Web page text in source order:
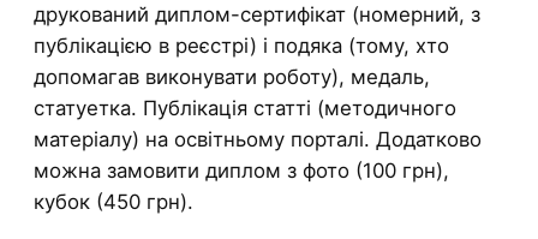
друкований диплом-сертифікат (номерний, з
публікацією в реєстрі) і подяка (тому, хто
допомагав виконувати роботу), медаль,
статуетка. Публікація статті (методичного
матеріалу) на освітньому порталі. Додатково
можна замовити диплом з фото (100 грн),
кубок (450 грн).